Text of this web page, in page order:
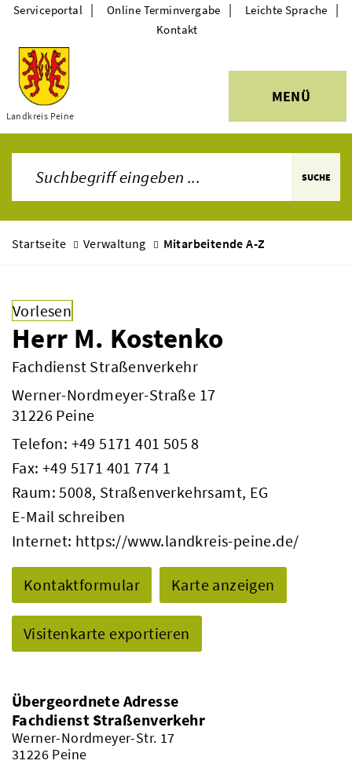
Themen
Landkreis Peine
MENÜ
Serviceportal | Online Terminvergabe | Leichte Sprache |
Kontakt
SUCHE
Startseite Verwaltung Mitarbeitende A-Z
Vorlesen
Herr M. Kostenko
Fachdienst Straßenverkehr
Werner-Nordmeyer-Straße 17
31226 Peine
Telefon: +49 5171 401 505 8
Fax: +49 5171 401 774 1
Raum: 5008, Straßenverkehrsamt, EG
E-Mail schreiben
Internet: https://www.landkreis-peine.de/
Kontaktformular Karte anzeigen
Visitenkarte exportieren
Übergeordnete Adresse
Fachdienst Straßenverkehr
Werner-Nordmeyer-Str. 17
31226 Peine